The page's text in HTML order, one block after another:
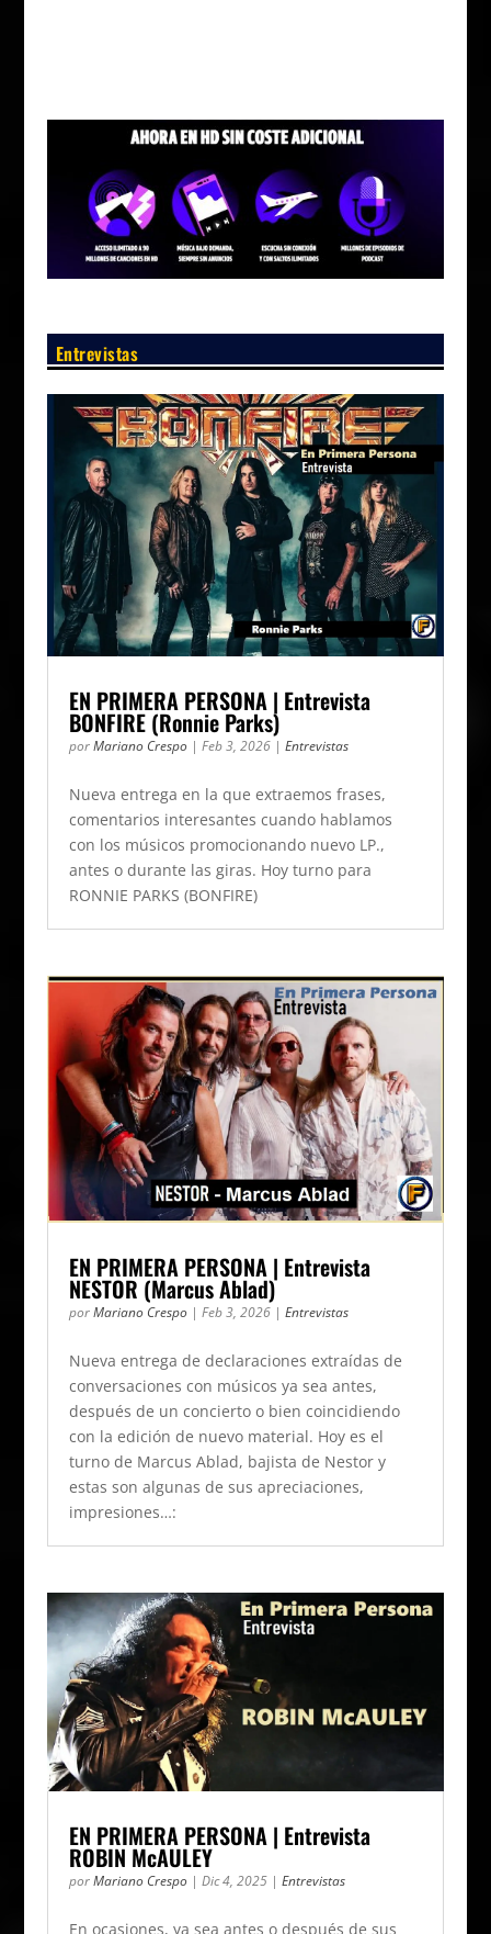
Entrevistas
EN PRIMERA PERSONA | Entrevista
BONFIRE (Ronnie Parks)
porMariano Crespo| Feb 3, 2026| Entrevistas
​Nueva entrega en la que extraemos frases,
comentarios interesantes cuando hablamos
con los músicos promocionando nuevo LP.,
antes o durante las giras. Hoy turno para
RONNIE PARKS (BONFIRE)
EN PRIMERA PERSONA | Entrevista
NESTOR (Marcus Ablad)
porMariano Crespo| Feb 3, 2026| Entrevistas
Nueva entrega de declaraciones extraídas de
conversaciones con músicos ya sea antes,
después de un concierto o bien coincidiendo
con la edición de nuevo material. Hoy es el
turno de Marcus Ablad, bajista de Nestor y
estas son algunas de sus apreciaciones,
impresiones…:
EN PRIMERA PERSONA | Entrevista
ROBIN McAULEY
porMariano Crespo| Dic 4, 2025| Entrevistas
En ocasiones, ya sea antes o después de sus